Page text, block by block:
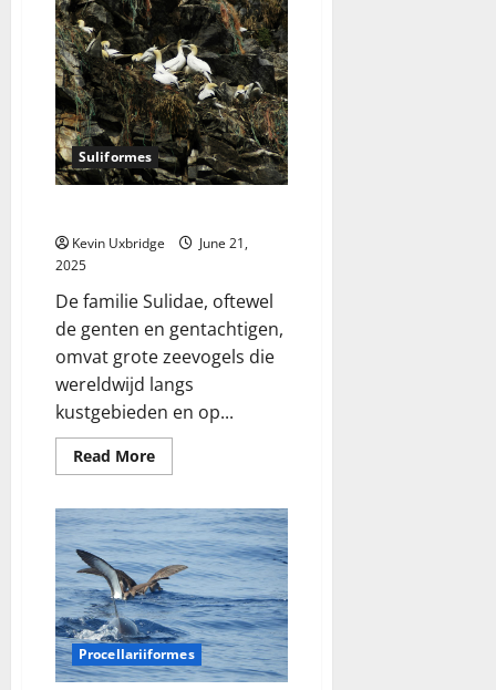
kluten
Suliformes
Kevin Uxbridge
June 21,
2025
De familie Sulidae, oftewel
de genten en gentachtigen,
omvat grote zeevogels die
wereldwijd langs
kustgebieden en op...
Read MoreRead
more
–
Jan-
van-
genten
Procellariiformes